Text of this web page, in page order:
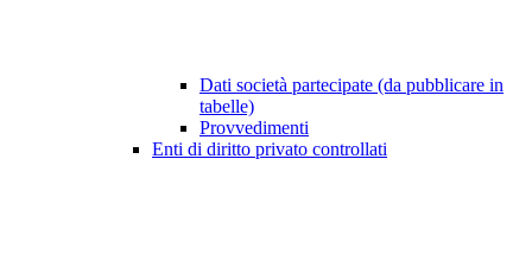
Dati società partecipate (da pubblicare in
tabelle)
Provvedimenti
Enti di diritto privato controllati